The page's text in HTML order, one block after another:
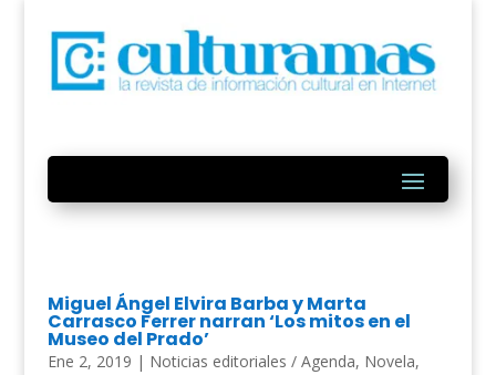
Miguel Ángel Elvira Barba y Marta
Carrasco Ferrer narran ‘Los mitos en el
Museo del Prado’
Ene 2, 2019 | Noticias editoriales / Agenda, Novela,